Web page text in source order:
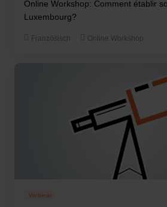
Online Workshop: Comment établir
Luxembourg?
Französisch Online Workshop
Webinar